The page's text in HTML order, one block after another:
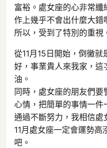
富裕。處女座的心非常
作上幾乎不會出什麼大錯
所以，受到了特別的重視
從11月15日開始，倒黴
好，事業貴人來我家，這
油。
同時，處女座的朋友們
心情，把簡單的事情一件
通過不斷努力，我相信處
11月處女座一定會運勢
吧。